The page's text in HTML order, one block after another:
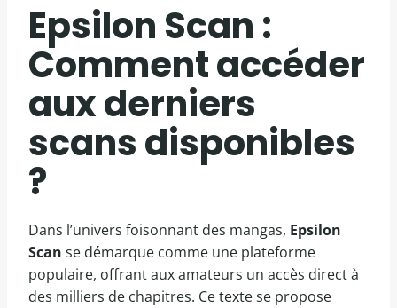
Epsilon Scan :
Comment accéder
aux derniers
scans disponibles
?
Dans l’univers foisonnant des mangas, Epsilon
Scan se démarque comme une plateforme
populaire, offrant aux amateurs un accès direct à
des milliers de chapitres. Ce texte se propose